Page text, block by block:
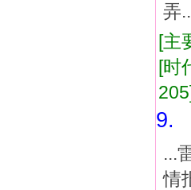
弄
[主
[时
9.
...
情